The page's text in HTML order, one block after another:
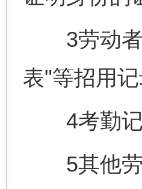
3劳动者
表"等招用记
4考勤记
5其他劳